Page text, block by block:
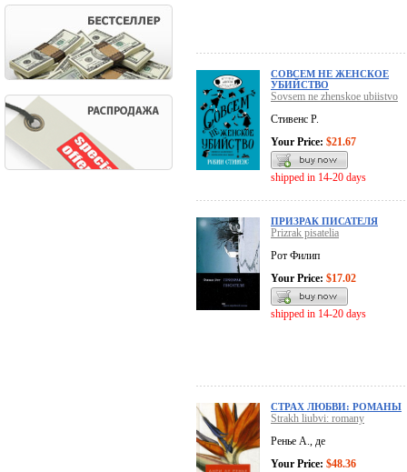
СОВСЕМ НЕ ЖЕНСКОЕ
УБИЙСТВО
Sovsem ne zhenskoe ubiistvo
Стивенс Р.
Your Price: $21.67
shipped in 14-20 days
ПРИЗРАК ПИСАТЕЛЯ
Prizrak pisatelia
Рот Филип
Your Price: $17.02
shipped in 14-20 days
СТРАХ ЛЮБВИ: РОМАНЫ
Strakh liubvi: romany
Ренье А., де
Your Price: $48.36